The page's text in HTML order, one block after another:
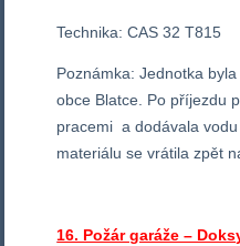
Technika: CAS 32 T815
Poznámka: Jednotka
obce Blatce. Po příjezdu
pracemi a dodávala
materiálu se vrátila zpět
16. Požár garáže –